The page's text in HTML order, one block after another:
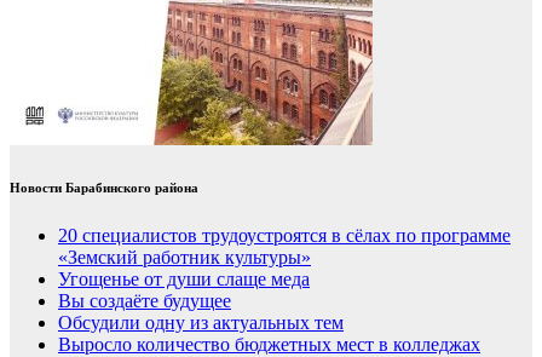
Новости Барабинского района
20 специалистов трудоустроятся в сёлах по программе
«Земский работник культуры»
Угощенье от души слаще меда
Вы создаёте будущее
Обсудили одну из актуальных тем
Выросло количество бюджетных мест в колледжах